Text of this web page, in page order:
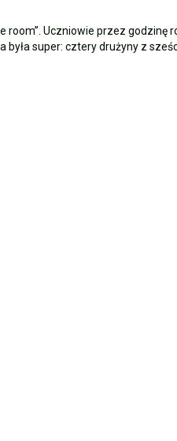
room”. Uczniowie przez
była super: cztery drużyny z